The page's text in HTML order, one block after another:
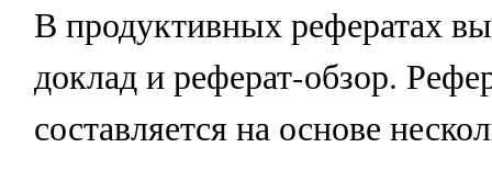
В продуктивных рефератах
доклад и реферат-обзор.
составляется на основе